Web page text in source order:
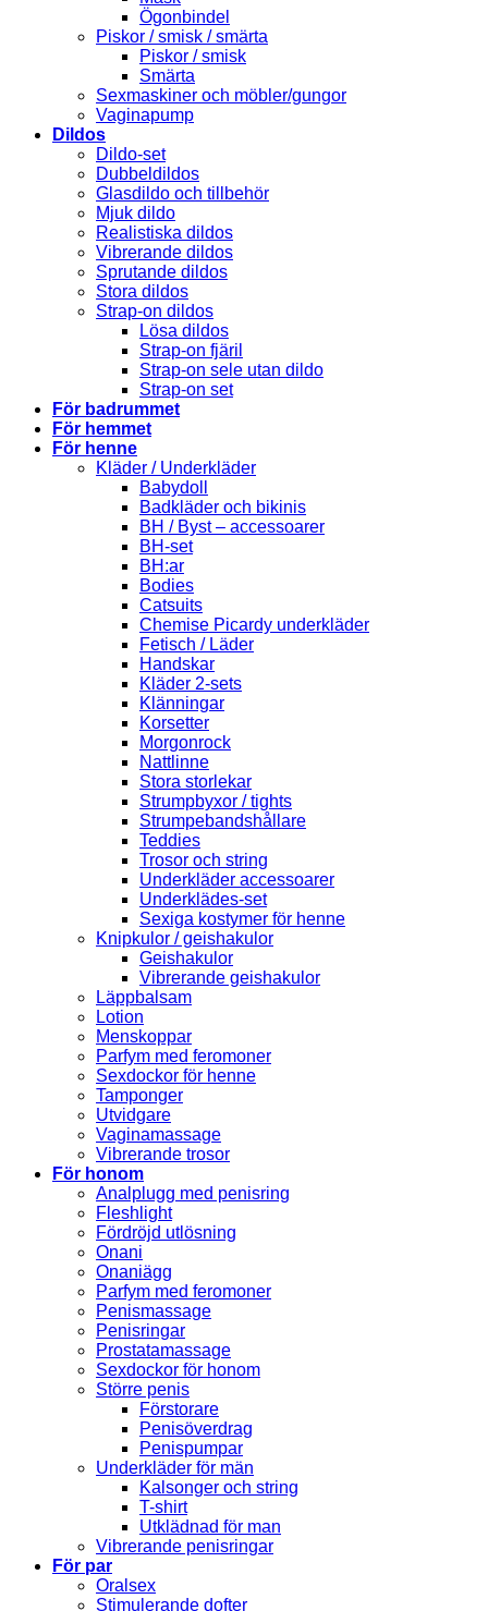
Ögonbindel
Piskor / smisk / smärta
Piskor / smisk
Smärta
Sexmaskiner och möbler/gungor
Vaginapump
Dildos
Dildo-set
Dubbeldildos
Glasdildo och tillbehör
Mjuk dildo
Realistiska dildos
Vibrerande dildos
Sprutande dildos
Stora dildos
Strap-on dildos
Lösa dildos
Strap-on fjäril
Strap-on sele utan dildo
Strap-on set
För badrummet
För hemmet
För henne
Kläder / Underkläder
Babydoll
Badkläder och bikinis
BH / Byst – accessoarer
BH-set
BH:ar
Bodies
Catsuits
Chemise Picardy underkläder
Fetisch / Läder
Handskar
Kläder 2-sets
Klänningar
Korsetter
Morgonrock
Nattlinne
Stora storlekar
Strumpbyxor / tights
Strumpebandshållare
Teddies
Trosor och string
Underkläder accessoarer
Underklädes-set
Sexiga kostymer för henne
Knipkulor / geishakulor
Geishakulor
Vibrerande geishakulor
Läppbalsam
Lotion
Menskoppar
Parfym med feromoner
Sexdockor för henne
Tamponger
Utvidgare
Vaginamassage
Vibrerande trosor
För honom
Analplugg med penisring
Fleshlight
Fördröjd utlösning
Onani
Onaniägg
Parfym med feromoner
Penismassage
Penisringar
Prostatamassage
Sexdockor för honom
Större penis
Förstorare
Penisöverdrag
Penispumpar
Underkläder för män
Kalsonger och string
T-shirt
Utklädnad för man
Vibrerande penisringar
För par
Oralsex
Stimulerande dofter